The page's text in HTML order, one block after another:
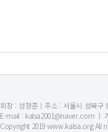
회장 : 성정준ㅣ주소 : 서울시 성북구
E-mail : kalsa2001@naver.com ㅣ
Copyright 2019 www.kalsa.org All